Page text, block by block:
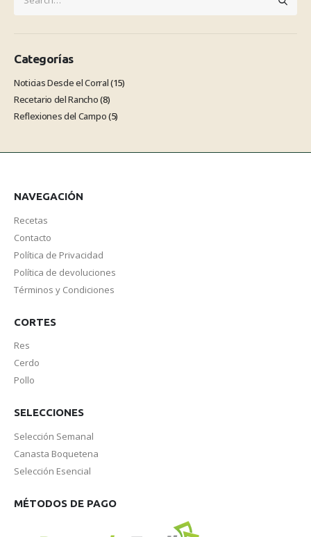
Categorías
Noticias Desde el Corral(15)
Recetario del Rancho(8)
Reflexiones del Campo(5)
NAVEGACIÓN
Recetas
Contacto
Política de Privacidad
Política de devoluciones
Términos y Condiciones
CORTES
Res
Cerdo
Pollo
SELECCIONES
Selección Semanal
Canasta Boquetena
Selección Esencial
MÉTODOS DE PAGO